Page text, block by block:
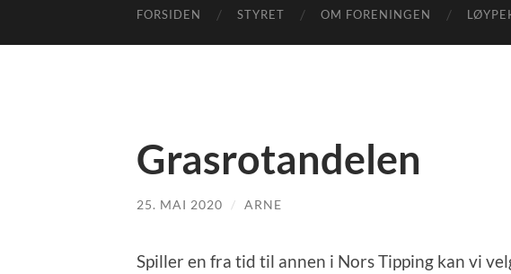
FORSIDEN STYRET OM FORENINGEN
Grasrotandelen
25. MAI 2020 / ARNE
Spiller en fra tid til annen i Nors Tipping kan vi